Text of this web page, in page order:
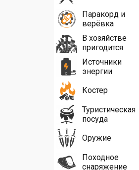
Паракорд и
верёвка
В хозяйстве
пригодится
Источники
энергии
Костер
Туристическая
посуда
Оружие
Походное
снаряжение